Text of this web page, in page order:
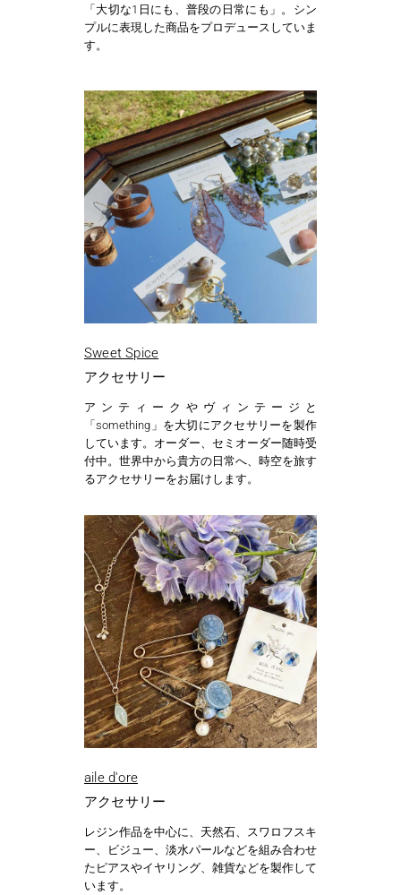
「大切な1日にも、普段の日常にも」。シン
プルに表現した商品をプロデュースしていま
す。
Sweet Spice
アクセサリー
アンティークやヴィンテージと
「something」を大切にアクセサリーを製作
しています。オーダー、セミオーダー随時受
付中。世界中から貴方の日常へ、時空を旅す
るアクセサリーをお届けします。
aile d'ore
アクセサリー
レジン作品を中心に、天然石、スワロフスキ
ー、ビジュー、淡水パールなどを組み合わせ
たピアスやイヤリング、雑貨などを製作して
います。